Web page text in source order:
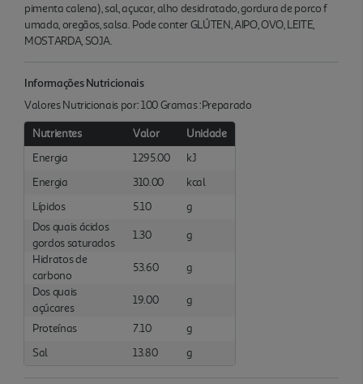
pimenta calena), sal, açucar, alho desidratado, gordura de porco f
umada, oregãos, salsa. Pode conter GLÚTEN, AIPO, OVO, LEITE,
MOSTARDA, SOJA.
Informações Nutricionais
Valores Nutricionais por: 100 Gramas :Preparado
Nutrientes Valor
Unidade
Energia
1295.00
kJ
Energia
310.00
kcal
Lípidos
5.10
g
Dos quais ácidos
gordos saturados
1.30
g
Hidratos de
carbono
53.60
g
Dos quais
açúcares
19.00 g
Proteínas 7.10
g
Sal
13.80 g